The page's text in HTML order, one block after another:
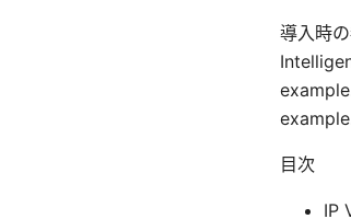
導入時
目次
IP